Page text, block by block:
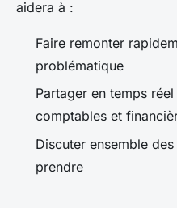
aidera à :
Faire remonter
problématique
Partager en temps
comptables et
Discuter ensemble
prendre